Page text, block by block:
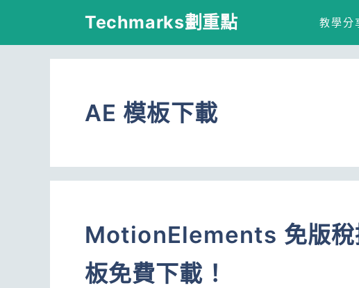
Techmarks劃重點 教學分
AE 模板下載
MotionElements 免版稅
板免費下載！